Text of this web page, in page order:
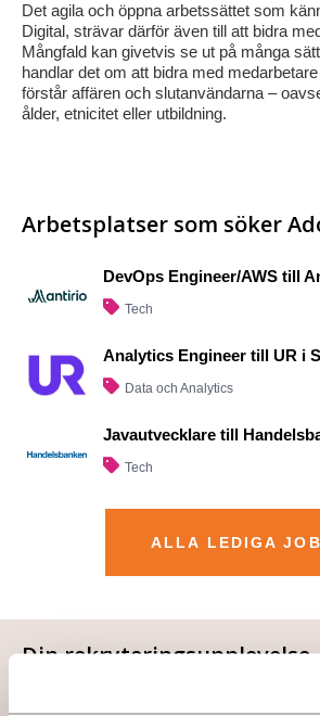
Det agila och öppna arbetssättet som
Digital, strävar därför även till att bidra
Mångfald kan givetvis se ut på många
handlar det om att bidra med
förstår affären och slutanvändarna –
ålder, etnicitet eller utbildning.
Arbetsplatser som söker
DevOps Engineer/AWS till
Tech
Analytics Engineer till UR i
Data och Analytics
Javautvecklare till
Tech
ALLA LEDIGA
Din rekryteringsupplevelse